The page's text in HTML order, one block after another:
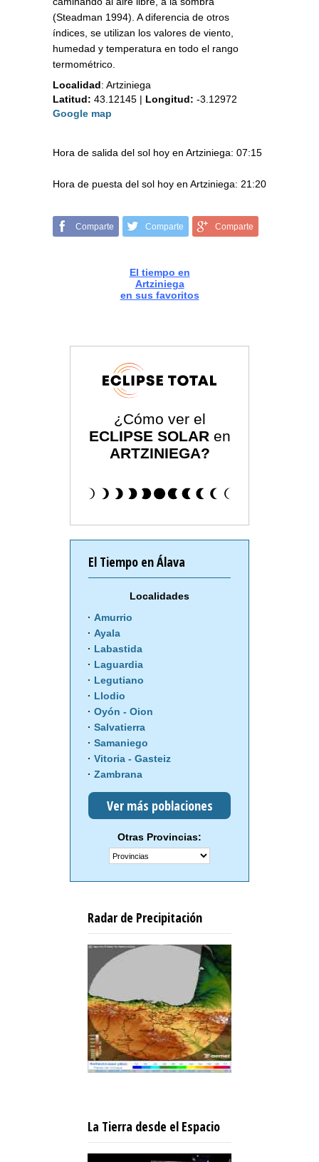
(Steadman 1994). A diferencia de otros
índices, se utilizan los valores de viento,
humedad y temperatura en todo el rango
termométrico.
Localidad: Artziniega
Latitud: 43.12145 | Longitud: -3.12972
Google map
Hora de salida del sol hoy en Artziniega: 07:15
Hora de puesta del sol hoy en Artziniega: 21:20
Comparte Comparte Comparte
El tiempo en
Artziniega
en sus favoritos
¿Cómo ver el
ECLIPSE SOLAR en
ARTZINIEGA?
El Tiempo en Álava
Localidades
Amurrio
Ayala
Labastida
Laguardia
Legutiano
Llodio
Oyón - Oion
Salvatierra
Samaniego
Vitoria - Gasteiz
Zambrana
Ver más poblaciones
Otras Provincias:
Radar de Precipitación
La Tierra desde el Espacio